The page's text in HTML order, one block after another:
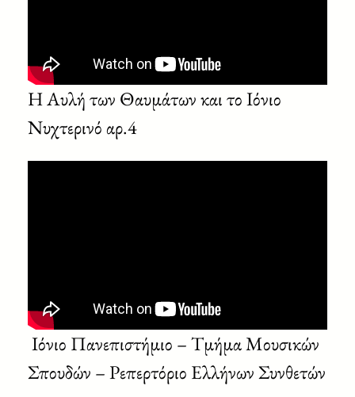
Η Αυλή των Θαυμάτων και το Ιόνιο
Νυχτερινό αρ.4
Ιόνιο Πανεπιστήμιο – Τμήμα Μουσικών
Σπουδών – Ρεπερτόριο Ελλήνων Συνθετών